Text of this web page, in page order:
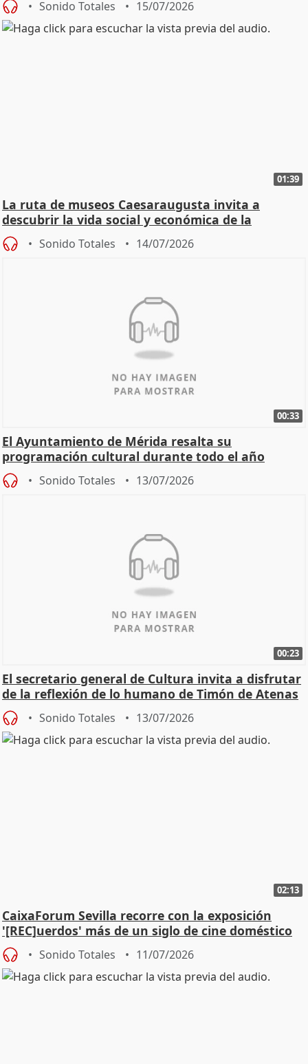
Sonido Totales 15/07/2026
01:39
La ruta de museos Caesaraugusta invita a
descubrir la vida social y económica de la
Zaragoza ro
Sonido Totales 14/07/2026
00:33
El Ayuntamiento de Mérida resalta su
programación cultural durante todo el año
Sonido Totales 13/07/2026
00:23
El secretario general de Cultura invita a disfrutar
de la reflexión de lo humano de Timón de Atenas
Sonido Totales 13/07/2026
02:13
CaixaForum Sevilla recorre con la exposición
'[REC]uerdos' más de un siglo de cine doméstico
Sonido Totales 11/07/2026